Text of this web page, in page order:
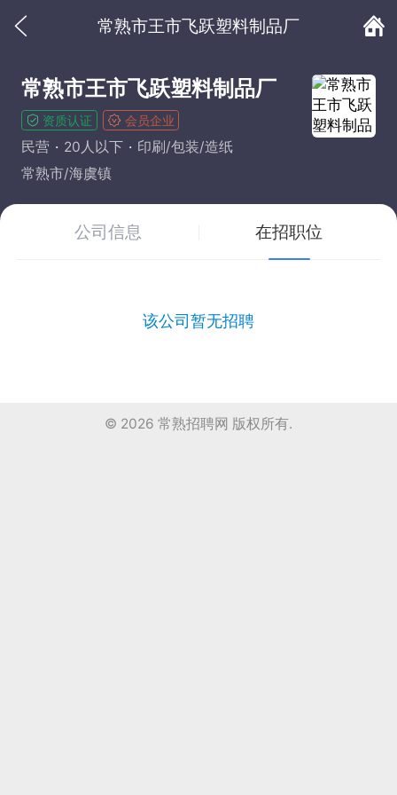
常熟市王市飞跃塑料制品厂
常熟市王市飞跃塑料制品厂
资质认证 会员企业
民营 20人以下
印刷/包装/造纸
常熟市/海虞镇
公司信息 在招职位
该公司暂无招聘
© 2026 常熟招聘网 版权所有.